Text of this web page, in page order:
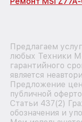
Предлагаем
любых Техники
гарантийного
является
Предложение
публичной
Статьи 437(2)
обозначения и